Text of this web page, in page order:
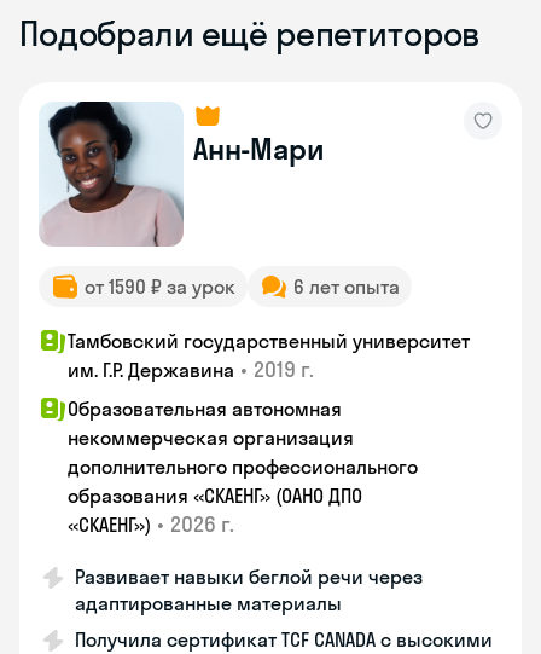
Подобрали ещё репетиторов
Анн-Мари
от 1590 ₽ за урок 6 лет опыта
Тамбовский государственный университет
им. Г.Р. Державина • 2019 г.
Образовательная автономная
некоммерческая организация
дополнительного профессионального
образования «СКАЕНГ» (ОАНО ДПО
«СКАЕНГ») • 2026 г.
Развивает навыки беглой речи через
адаптированные материалы
Получила сертификат TCF CANADA с высокими